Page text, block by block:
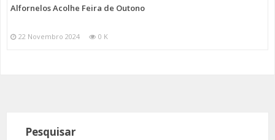
Alfornelos Acolhe Feira de Outono
22 Novembro 2024 0 K
Pesquisar